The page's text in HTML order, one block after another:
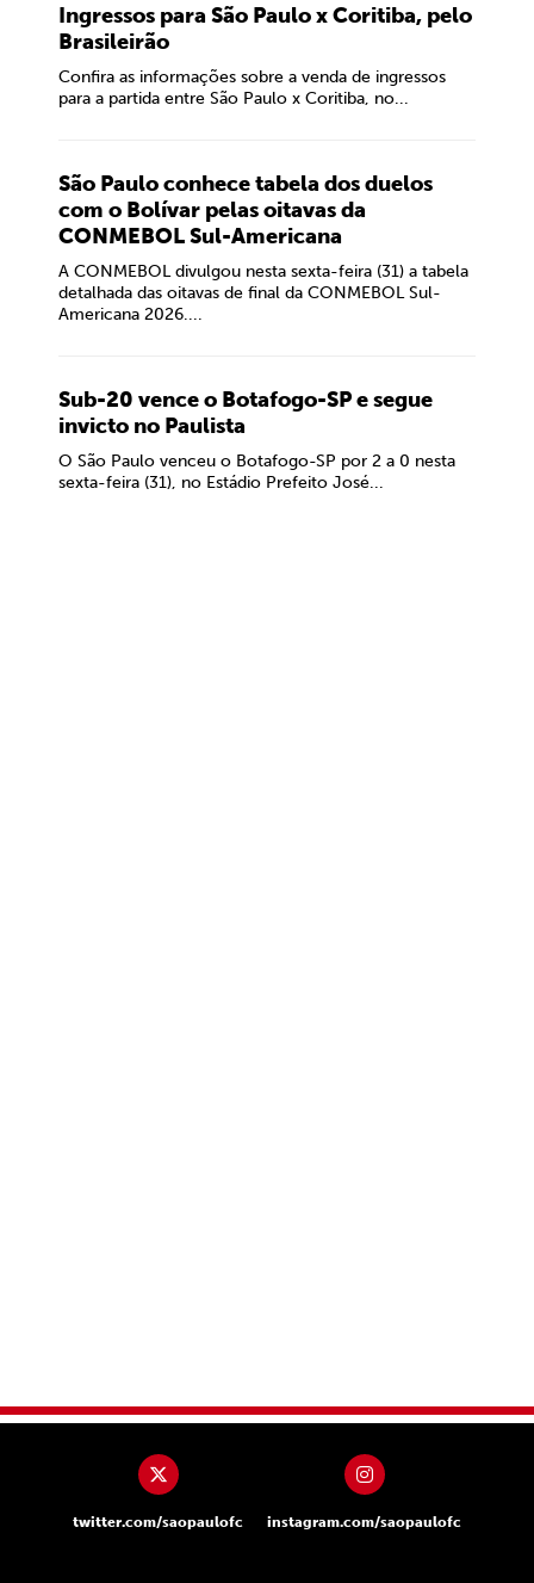
Ingressos para São Paulo x Coritiba, pelo
Brasileirão
Confira as informações sobre a venda de ingressos
para a partida entre São Paulo x Coritiba, no...
São Paulo conhece tabela dos duelos
com o Bolívar pelas oitavas da
CONMEBOL Sul-Americana
A CONMEBOL divulgou nesta sexta-feira (31) a tabela
detalhada das oitavas de final da CONMEBOL Sul-
Americana 2026....
Sub-20 vence o Botafogo-SP e segue
invicto no Paulista
O São Paulo venceu o Botafogo-SP por 2 a 0 nesta
sexta-feira (31), no Estádio Prefeito José...
twitter.com/saopaulofc instagram.com/saopaulofc